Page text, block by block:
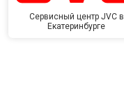
Сервисный центр JVC в
Екатеринбурге